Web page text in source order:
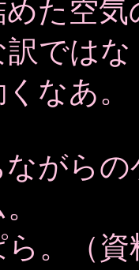
めた空
訳では
なあ。
がらの
ら。（